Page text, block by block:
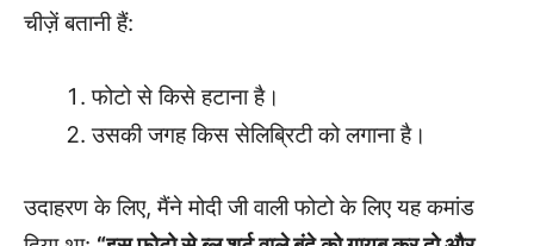
चीज़ें बतानी हैं:
फोटो से किसे हटाना है।
उसकी जगह किस सेलिब्रिटी को लगाना है।
उदाहरण के लिए, मैंने मोदी जी वाली फोटो के लिए यह कमांड